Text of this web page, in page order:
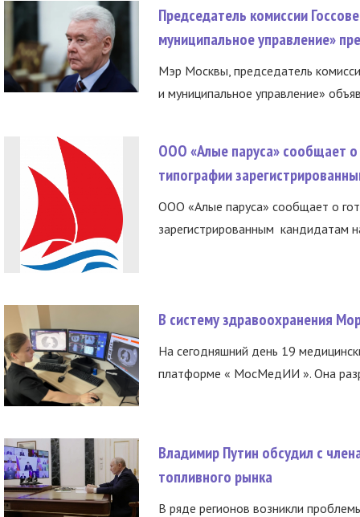
Председатель комиссии
муниципальное управление»
Мэр Москвы, председатель
и муниципальное управление»
ООО «Алые паруса» сообщает о
типографии
ООО «Алые паруса» сообщает о
зарегистрированным кандидатам
В систему здравоохранения
На сегодняшний день 19
платформе « МосМедИИ ». Она
Владимир Путин обсудил с
топливного рынка
В ряде регионов возникли